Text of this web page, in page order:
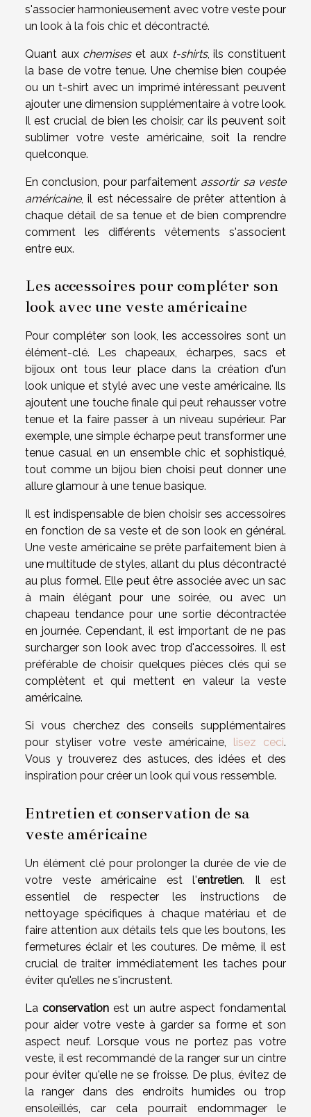
s'associer harmonieusement avec votre veste pour
un look à la fois chic et décontracté.
Quant aux chemiseset aux t-shirts, ils constituent
la base de votre tenue. Une chemise bien coupée
ou un t-shirt avec un imprimé intéressant peuvent
ajouter une dimension supplémentaire à votre look.
Il est crucial de bien les choisir, car ils peuvent soit
sublimer votre veste américaine, soit la rendre
quelconque.
En conclusion, pour parfaitement assortir sa veste
américaine, il est nécessaire de prêter attention à
chaque détail de sa tenue et de bien comprendre
comment les différents vêtements s'associent
entre eux.
Les accessoires pour compléter son
look avec une veste américaine
Pour compléter son look, les accessoires sont un
élément-clé. Les chapeaux, écharpes, sacs et
bijoux ont tous leur place dans la création d'un
look unique et stylé avec une veste américaine. Ils
ajoutent une touche finale qui peut rehausser votre
tenue et la faire passer à un niveau supérieur. Par
exemple, une simple écharpe peut transformer une
tenue casual en un ensemble chic et sophistiqué,
tout comme un bijou bien choisi peut donner une
allure glamour à une tenue basique.
Il est indispensable de bien choisir ses accessoires
en fonction de sa veste et de son look en général.
Une veste américaine se prête parfaitement bien à
une multitude de styles, allant du plus décontracté
au plus formel. Elle peut être associée avec un sac
à main élégant pour une soirée, ou avec un
chapeau tendance pour une sortie décontractée
en journée. Cependant, il est important de ne pas
surcharger son look avec trop d'accessoires. Il est
préférable de choisir quelques pièces clés qui se
complètent et qui mettent en valeur la veste
américaine.
Si vous cherchez des conseils supplémentaires
pour styliser votre veste américaine, lisez ceci.
Vous y trouverez des astuces, des idées et des
inspiration pour créer un look qui vous ressemble.
Entretien et conservation de sa
veste américaine
Un élément clé pour prolonger la durée de vie de
votre veste américaine est l'entretien. Il est
essentiel de respecter les instructions de
nettoyage spécifiques à chaque matériau et de
faire attention aux détails tels que les boutons, les
fermetures éclair et les coutures. De même, il est
crucial de traiter immédiatement les taches pour
éviter qu'elles ne s'incrustent.
La conservationest un autre aspect fondamental
pour aider votre veste à garder sa forme et son
aspect neuf. Lorsque vous ne portez pas votre
veste, il est recommandé de la ranger sur un cintre
pour éviter qu'elle ne se froisse. De plus, évitez de
la ranger dans des endroits humides ou trop
ensoleillés, car cela pourrait endommager le